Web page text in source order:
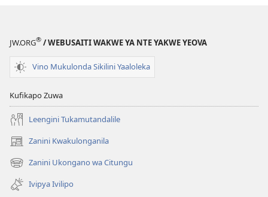
JW.ORG® / WEBUSAITI WAKWE YA NTE YAKWE YEOVA
Vino Mukulonda Sikilini Yaaloleka
Kufikapo Zuwa
Leengini Tukamutandalile
Zanini Kwakulonganila
(opens
new
window)
Zanini Ukongano wa Citungu
(opens
new
window)
Ivipya Ivilipo